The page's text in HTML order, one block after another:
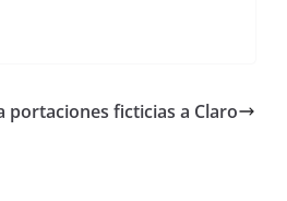
portaciones ficticias a Claro